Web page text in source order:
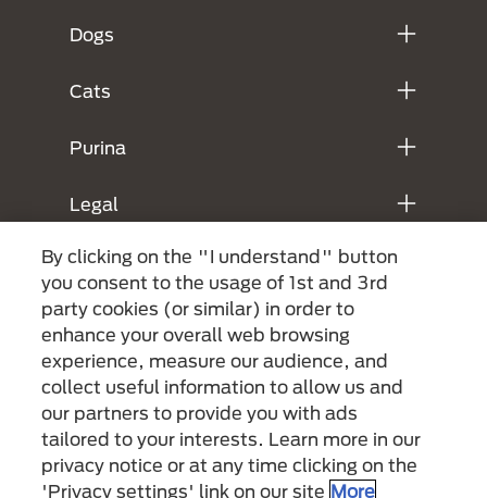
Dogs
Cats
Purina
Legal
Menu Footer Secundario Purina
By clicking on the "I understand" button
you consent to the usage of 1st and 3rd
party cookies (or similar) in order to
enhance your overall web browsing
experience, measure our audience, and
collect useful information to allow us and
our partners to provide you with ads
tailored to your interests. Learn more in our
privacy notice or at any time clicking on the
'Privacy settings' link on our site More